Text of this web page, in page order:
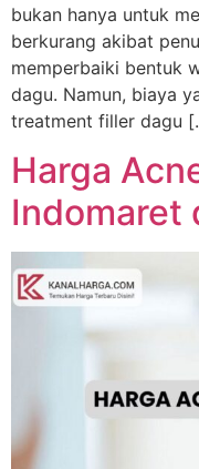
bukan hanya untuk
berkurang akibat
memperbaiki bentuk
dagu. Namun, biaya
treatment filler dagu
Harga
Indomaret